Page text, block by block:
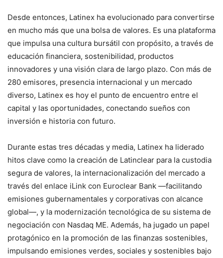
Desde entonces, Latinex ha evolucionado para convertirse
en mucho más que una bolsa de valores. Es una plataforma
que impulsa una cultura bursátil con propósito, a través de
educación financiera, sostenibilidad, productos
innovadores y una visión clara de largo plazo. Con más de
280 emisores, presencia internacional y un mercado
diverso, Latinex es hoy el punto de encuentro entre el
capital y las oportunidades, conectando sueños con
inversión e historia con futuro.
Durante estas tres décadas y media, Latinex ha liderado
hitos clave como la creación de Latinclear para la custodia
segura de valores, la internacionalización del mercado a
través del enlace iLink con Euroclear Bank —facilitando
emisiones gubernamentales y corporativas con alcance
global—, y la modernización tecnológica de su sistema de
negociación con Nasdaq ME. Además, ha jugado un papel
protagónico en la promoción de las finanzas sostenibles,
impulsando emisiones verdes, sociales y sostenibles bajo